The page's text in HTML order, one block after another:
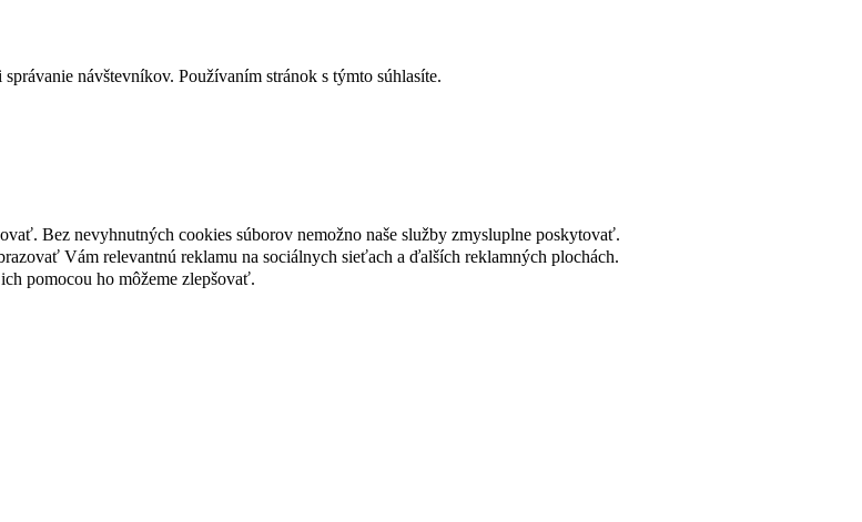
návštevníkov. Používaním stránok s týmto súhlasíte.
Bez nevyhnutných cookies súborov nemožno naše služby zmysluplne poskytovať.
Vám relevantnú reklamu na sociálnych sieťach a ďalších reklamných plochách.
pomocou ho môžeme zlepšovať.